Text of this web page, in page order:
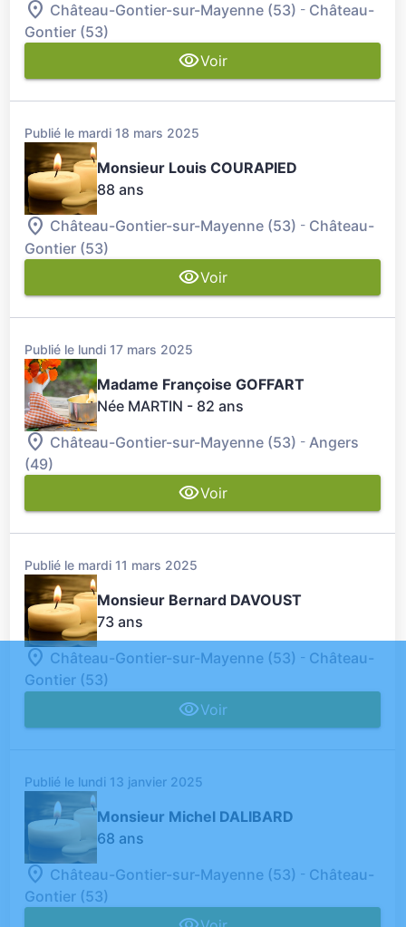
Château-Gontier-sur-Mayenne (53) - Château-
Gontier (53)
Voir
Publié le mardi 18 mars 2025
Monsieur Louis COURAPIED
88 ans
Château-Gontier-sur-Mayenne (53) - Château-
Gontier (53)
Voir
Publié le lundi 17 mars 2025
Madame Françoise GOFFART
Née MARTIN - 82 ans
Château-Gontier-sur-Mayenne (53) - Angers
(49)
Voir
Publié le mardi 11 mars 2025
Monsieur Bernard DAVOUST
73 ans
Château-Gontier-sur-Mayenne (53) - Château-
Gontier (53)
Voir
Publié le lundi 13 janvier 2025
Monsieur Michel DALIBARD
68 ans
Château-Gontier-sur-Mayenne (53) - Château-
Gontier (53)